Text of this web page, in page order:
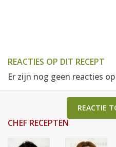
REACTIES OP DIT RECEPT
Er zijn nog geen reacties
REACTIE
CHEF RECEPTEN